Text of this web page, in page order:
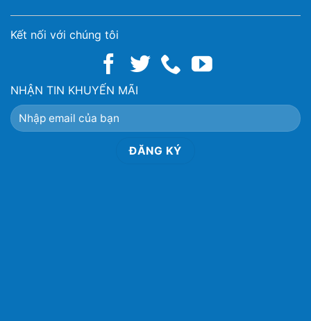
Kết nối với chúng tôi
NHẬN TIN KHUYẾN MÃI